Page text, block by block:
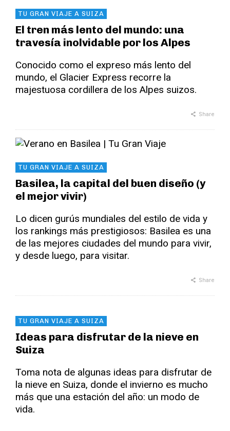
TU GRAN VIAJE A SUIZA
El tren más lento del mundo: una
travesía inolvidable por los Alpes
Conocido como el expreso más lento del
mundo, el Glacier Express recorre la
majestuosa cordillera de los Alpes suizos.
Share
TU GRAN VIAJE A SUIZA
Basilea, la capital del buen diseño (y
el mejor vivir)
Lo dicen gurús mundiales del estilo de vida y
los rankings más prestigiosos: Basilea es una
de las mejores ciudades del mundo para vivir,
y desde luego, para visitar.
Share
TU GRAN VIAJE A SUIZA
Ideas para disfrutar de la nieve en
Suiza
Toma nota de algunas ideas para disfrutar de
la nieve en Suiza, donde el invierno es mucho
más que una estación del año: un modo de
vida.